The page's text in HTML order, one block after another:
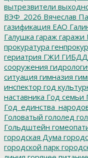
вытрезвители
ВЭФ_2026 Вячеслав
газификация ЕАО
Галушка гараж гаражи
прокуратура
гериатрия ГЖИ ГИБДД
сооружения
ситуация гимназия
инспектор год
наставника Год семьи
Головатый гололед
Гольдштейн
городская Дума
городской парк